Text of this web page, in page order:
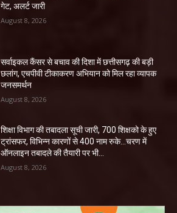
गेट, अलर्ट जारी
August 8, 2026
सर्वाइकल कैंसर से बचाव की दिशा में छत्तीसगढ़ की बड़ी
छलांग, एचपीवी टीकाकरण अभियान को मिल रहा व्यापक
जनसमर्थन
August 8, 2026
शिक्षा विभाग की तबादला सूची जारी, 700 शिक्षको के हुए
ट्रांसफर, विभिन्न कारणों से 400 नाम रुके…चरण में
ऑनलाइन तबादले की तैयारी पर भी...
August 8, 2026